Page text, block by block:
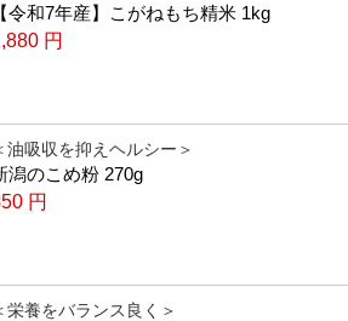
【令和7年産】こがねもち精米 1kg
円
油吸収を抑えヘルシー＞
潟のこめ粉 270g
円
栄養をバランス良く＞